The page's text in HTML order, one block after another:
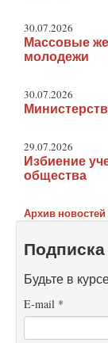
30.07.2026
Массовые
молодежи
30.07.2026
29.07.2026
Избиение
общества
Архив новостей
Будьте в
E-mail *